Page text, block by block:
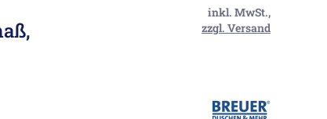
inkl. MwSt.,
zzgl. Versand